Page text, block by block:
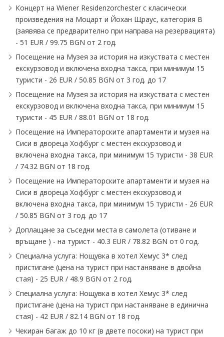
Концерт на Wiener Residenzorchester с класически
произведения на Моцарт и Йохан Щраус, категория B
(заявява се предварително при направа на резервацията)
- 51 EUR ∕ 99.75 BGN от 2 год.
Посещение на Музея за истoрия на изкуствата с местен
екскурзовод и включена входна такса, при минимум 15
туристи - 26 EUR ∕ 50.85 BGN от 3 год. до 17
Посещение на Музея за истoрия на изкуствата с местен
екскурзовод и включена входна такса, при минимум 15
туристи - 45 EUR ∕ 88.01 BGN от 18 год.
Посещение на Императорските апартаменти и музея на
Сиси в двореца Хофбург с местен екскурзовод и
включена входна такса, при минимум 15 туристи - 38 EUR
∕ 74.32 BGN от 18 год.
Посещение на Императорските апартаменти и музея на
Сиси в двореца Хофбург с местен екскурзовод и
включена входна такса, при минимум 15 туристи - 26 EUR
∕ 50.85 BGN от 3 год. до 17
Доплащане за съседни места в самолета (отиване и
връщане ) - на турист - 40.3 EUR ∕ 78.82 BGN от 0 год.
Специална услуга: Нощувка в хотел Хемус 3* след
пристигане (цена на турист при настаняване в двойна
стая) - 25 EUR ∕ 48.9 BGN от 2 год.
Специална услуга: Нощувка в хотел Хемус 3* след
пристигане (цена на турист при настаняване в единична
стая) - 42 EUR ∕ 82.14 BGN от 18 год.
Чекиран багаж до 10 кг (в двете посоки) на турист при